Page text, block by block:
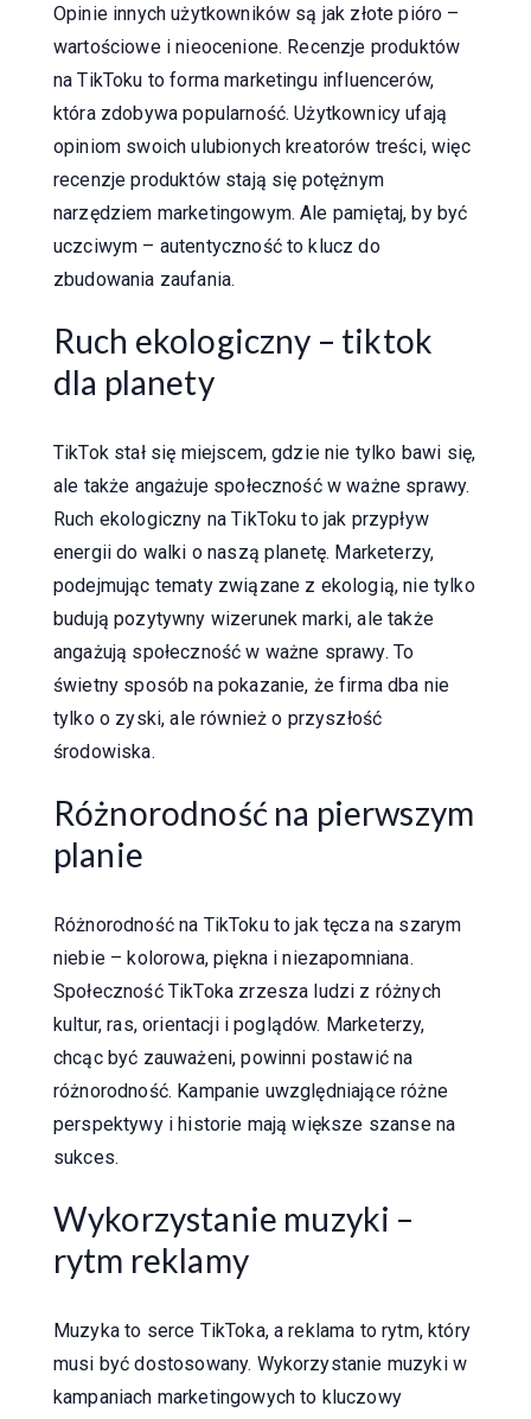
Opinie innych użytkowników są jak złote pióro –
wartościowe i nieocenione. Recenzje produktów
na TikToku to forma marketingu influencerów,
która zdobywa popularność. Użytkownicy ufają
opiniom swoich ulubionych kreatorów treści, więc
recenzje produktów stają się potężnym
narzędziem marketingowym. Ale pamiętaj, by być
uczciwym – autentyczność to klucz do
zbudowania zaufania.
Ruch ekologiczny – tiktok
dla planety
TikTok stał się miejscem, gdzie nie tylko bawi się,
ale także angażuje społeczność w ważne sprawy.
Ruch ekologiczny na TikToku to jak przypływ
energii do walki o naszą planetę. Marketerzy,
podejmując tematy związane z ekologią, nie tylko
budują pozytywny wizerunek marki, ale także
angażują społeczność w ważne sprawy. To
świetny sposób na pokazanie, że firma dba nie
tylko o zyski, ale również o przyszłość
środowiska.
Różnorodność na pierwszym
planie
Różnorodność na TikToku to jak tęcza na szarym
niebie – kolorowa, piękna i niezapomniana.
Społeczność TikToka zrzesza ludzi z różnych
kultur, ras, orientacji i poglądów. Marketerzy,
chcąc być zauważeni, powinni postawić na
różnorodność. Kampanie uwzględniające różne
perspektywy i historie mają większe szanse na
sukces.
Wykorzystanie muzyki –
rytm reklamy
Muzyka to serce TikToka, a reklama to rytm, który
musi być dostosowany. Wykorzystanie muzyki w
kampaniach marketingowych to kluczowy